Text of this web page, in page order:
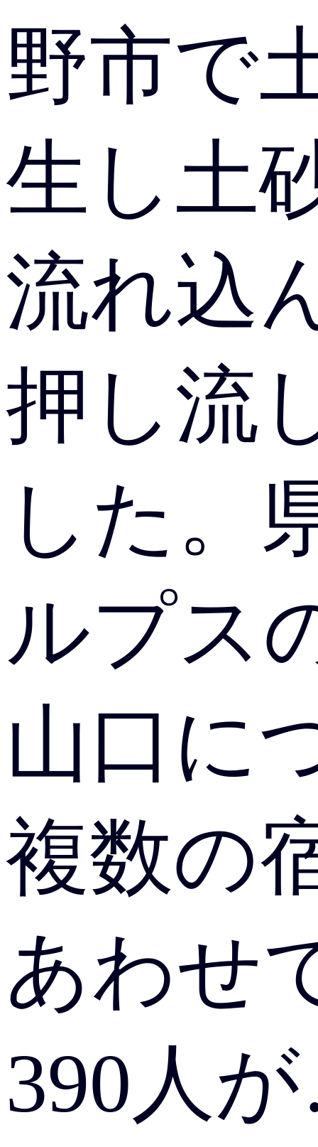
野市で
生し土
流れ込
押し流
した。
ルプス
山口に
複数の
あわせ
390人